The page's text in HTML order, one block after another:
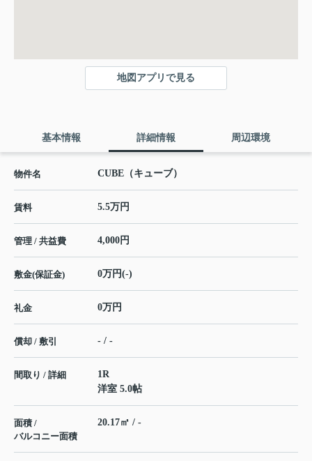
地図アプリで見る
基本情報 詳細情報 周辺環境
物件名 CUBE（キューブ）
賃料 5.5万円
管理 / 共益費 4,000円
敷金(保証金) 0万円(-)
礼金 0万円
償却 / 敷引 - / -
間取り / 詳細
1R
洋室 5.0帖
面積 /
バルコニー面積
20.17㎡ / -